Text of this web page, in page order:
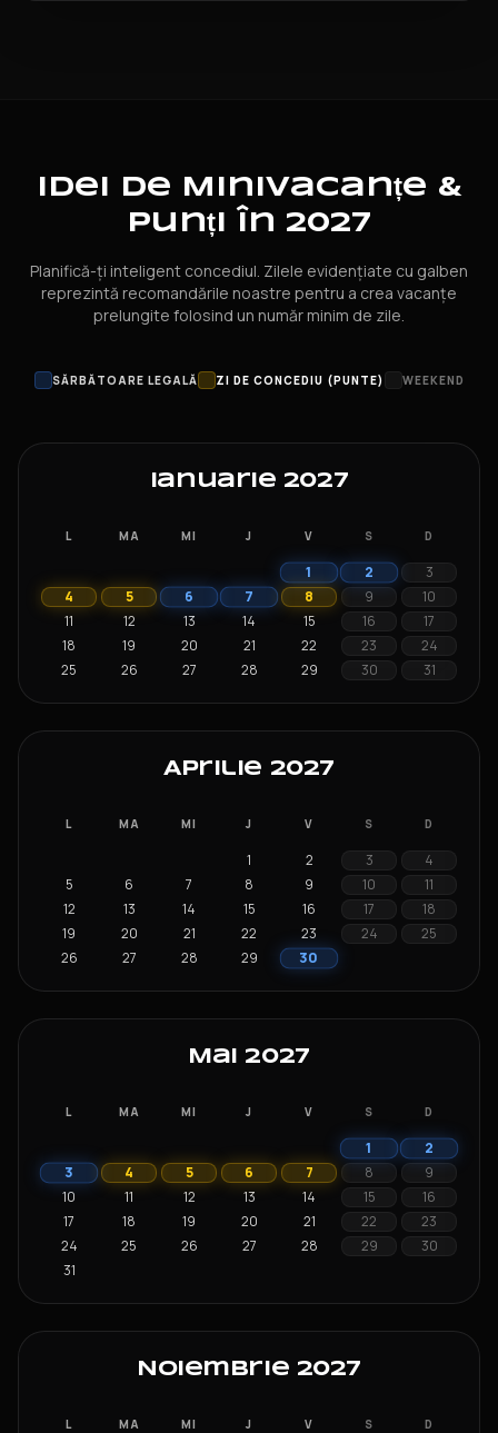
Idei de Minivacanțe &
Punți în 2027
Planifică-ți inteligent concediul. Zilele evidențiate cu galben
reprezintă recomandările noastre pentru a crea vacanțe
prelungite folosind un număr minim de zile.
SĂRBĂTOARE LEGALĂ ZI DE CONCEDIU (PUNTE) WEEKEND
Ianuarie 2027
L MA MI J V S D
1 2
3
4
5 6 7 8 9
10
11
12 13 14 15 16
17
18
19 20 21 22 23
24
25
26 27 28 29 30 31
Aprilie 2027
L MA MI J V S D
1 2 3
4
5
6 7 8 9 10
11
12
13 14 15 16 17
18
19
20 21 22 23 24
25
26
27 28 29 30
Mai 2027
L MA MI J V S D
1
2
3
4 5 6 7 8
9
10
11 12 13 14 15
16
17
18 19 20 21 22
23
24
25 26 27 28 29
30
31
Noiembrie 2027
L MA MI J V S D